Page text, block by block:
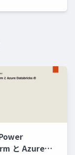
と Azure